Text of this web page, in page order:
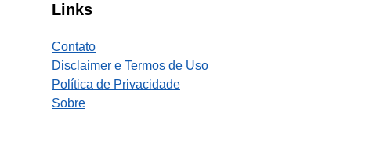
Links
Contato
Disclaimer e Termos de Uso
Política de Privacidade
Sobre